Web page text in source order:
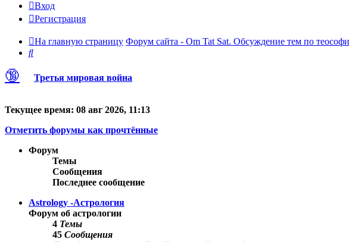
Вход
Регистрация
На главную страницу Форум сайта - Om Tat Sat. Обсуждение тем по
Поиск
🔞 Третья мировая война
Текущее время: 08 авг 2026, 11:13
Отметить форумы как прочтённые
Форум
Темы
Сообщения
Последнее сообщение
Astrology -Астрология
Форум об астрологии
4 Темы
45 Сообщения